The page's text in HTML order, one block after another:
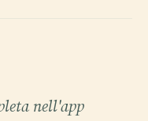
nell'app